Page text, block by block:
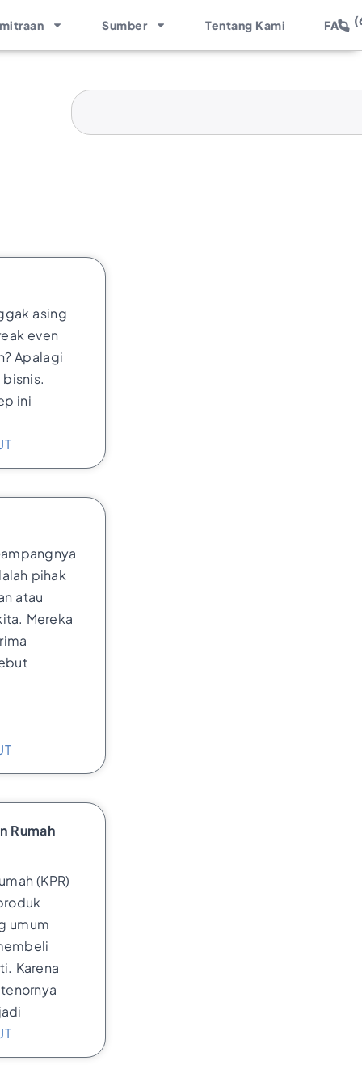
Sumber Tentang Kami FAQ
asing
even
Apalagi
bisnis.
ini
pihak
atau
Mereka
Rumah
(KPR)
umum
Karena